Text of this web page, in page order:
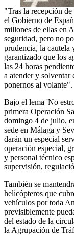
"Tras la recepción
el Gobierno de
millones de ellas en
seguridad, pero no
prudencia, la cautela
garantizado que los
las 24 horas
a atender y solventar
ponernos al volante".
Bajo el lema 'No
primera Operación
domingo 4 de julio,
sede en Málaga y
darán un especial
operación especial,
y personal técnico
supervisión,
También se
helicópteros que
vehículos por toda
previsiblemente
del estado de la
la Agrupación de